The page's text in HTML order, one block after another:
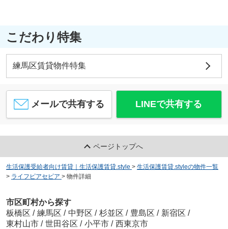
こだわり特集
練馬区賃貸物件特集
メールで共有する LINEで共有する
ページトップへ
生活保護受給者向け賃貸｜生活保護賃貸.style > 生活保護賃貸.styleの物件一覧
> ライフピアセピア > 物件詳細
市区町村から探す
板橋区 / 練馬区 / 中野区 / 杉並区 / 豊島区 / 新宿区 /
東村山市 / 世田谷区 / 小平市 / 西東京市